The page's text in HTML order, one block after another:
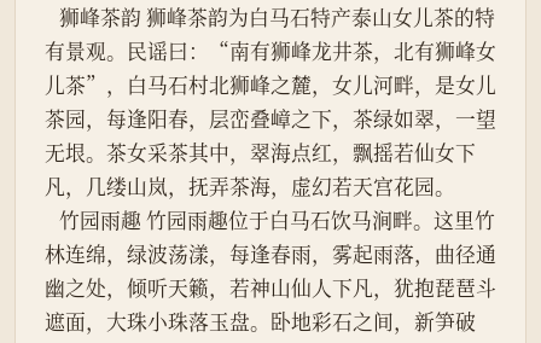
有景观。民谣曰：“南有狮峰龙井茶，北有狮峰女
儿茶”，白马石村北狮峰之麓，女儿河畔，是女儿
茶园，每逢阳春，层峦叠嶂之下，茶绿如翠，一望
无垠。茶女采茶其中，翠海点红，飘摇若仙女下
凡，几缕山岚，抚弄茶海，虚幻若天宫花园。
林连绵，绿波荡漾，每逢春雨，雾起雨落，曲径通
幽之处，倾听天籁，若神山仙人下凡，犹抱琵琶斗
遮面，大珠小珠落玉盘。卧地彩石之间，新笋破